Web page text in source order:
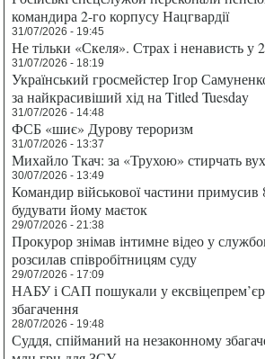
командира 2-го корпусу Нацгвардії
31/07/2026 - 19:45
Не тільки «Скеля». Страх і ненависть
31/07/2026 - 18:19
Український гросмейстер Ігор
за найкрасивіший хід на Titled Tuesday
31/07/2026 - 14:48
ФСБ «шиє» Дурову тероризм
31/07/2026 - 13:37
Михайло Ткач: за «Трухою» стирчать
30/07/2026 - 13:49
Командир військової частини примусив
будувати йому маєток
29/07/2026 - 21:38
Прокурор знімав інтимне відео у
розсилав співробітницям суду
29/07/2026 - 17:09
НАБУ і САП пошукали у
збагачення
28/07/2026 - 19:48
Суддя, спійманий на незаконному